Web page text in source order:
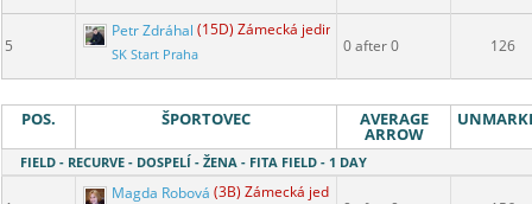
5
Petr Zdráhal (15D) Zámecká jediná
SK Start Praha 0 after 0 126
POS. ŠPORTOVEC AVERAGE
ARROW
FIELD - RECURVE - DOSPELÍ - ŽENA - FITA FIELD - 1 DAY
Magda Robová (3B) Zámecká jediná